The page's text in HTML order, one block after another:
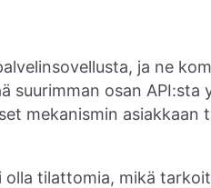
ja ne
suurimman osan API:sta
mekanismin asiakkaan
olla tilattomia, mikä